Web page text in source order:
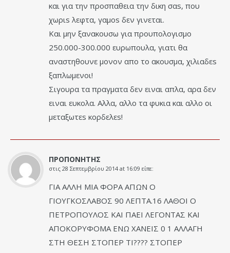
και για την προσπαθεια την δικη σαs, που
χωριs λεφτα, γαμοs δεν γινεται.
Και μην ξανακουσω για προυπολογισμο
250.000-300.000 ευρωπουλα, γιατι θα
αναστηθουνε μονον απο το ακουσμα, χιλιαδεs
ξαπλωμενοι!
Σιγουρα τα πραγματα δεν ειναι απλα, αρα δεν
ειναι ευκολα. Αλλα, αλλο τα φυκια και αλλο οι
μεταξωτεs κορδελεs!
ΠΡΟΠΟΝΗΤΗΣ
στις 28 Σεπτεμβρίου 2014 at 16:09 είπε:
ΓΙΑ ΑΛΛΗ ΜΙΑ ΦΟΡΑ ΑΠΩΝ Ο
ΓΙΟΥΓΚΟΣΛΑΒΟΣ 90 ΛΕΠΤΑ.16 ΛΑΘΟΙ Ο
ΠΕΤΡΟΠΟΥΛΟΣ ΚΑΙ ΠΑΕΙ ΛΕΓΟΝΤΑΣ ΚΑΙ
ΑΠΟΚΟΡΥΦΟΜΑ ΕΝΩ ΧΑΝΕΙΣ 0 1 ΑΛΛΑΓΗ
ΣΤΗ ΘΕΣΗ ΣΤΟΠΕΡ ΤΙ???? ΣΤΟΠΕΡ